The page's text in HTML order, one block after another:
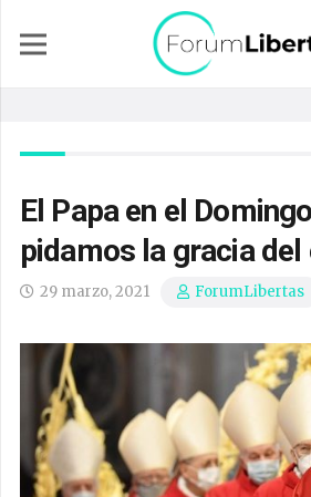
El Papa en el
pidamos la gracia
29 marzo, 2021 ForumLibertas